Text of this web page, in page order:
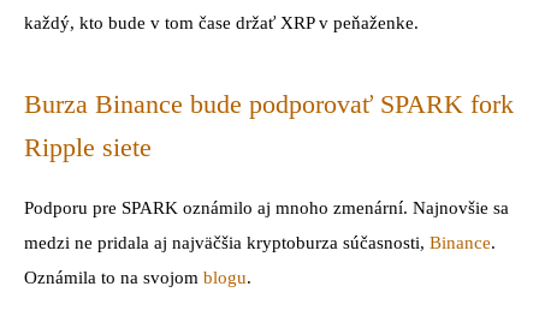
každý, kto bude v tom čase držať XRP v peňaženke.
Burza Binance bude podporovať SPARK fork
Ripple siete
Podporu pre SPARK oznámilo aj mnoho zmenární. Najnovšie sa
medzi ne pridala aj najväčšia kryptoburza súčasnosti, Binance.
Oznámila to na svojom blogu.